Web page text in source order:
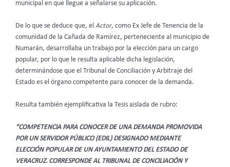
municipal en que llegue a señalarse su aplicación.
De lo que se deduce que, el Actor, como Ex Jefe de Tenencia de la
comunidad de la Cañada de Ramírez, perteneciente al municipio de
Numarán, desarrollaba un trabajo por la elección para un cargo
popular, por lo que le resulta aplicable dicha legislación,
determinándose que el Tribunal de Conciliación y Arbitraje del
Estado es el órgano competente para conocer de la demanda.
Resulta también ejemplificativa la Tesis aislada de rubro:
“COMPETENCIA PARA CONOCER DE UNA DEMANDA PROMOVIDA
POR UN SERVIDOR PÚBLICO (EDIL) DESIGNADO MEDIANTE
ELECCIÓN POPULAR DE UN AYUNTAMIENTO DEL ESTADO DE
VERACRUZ. CORRESPONDE AL TRIBUNAL DE CONCILIACIÓN Y